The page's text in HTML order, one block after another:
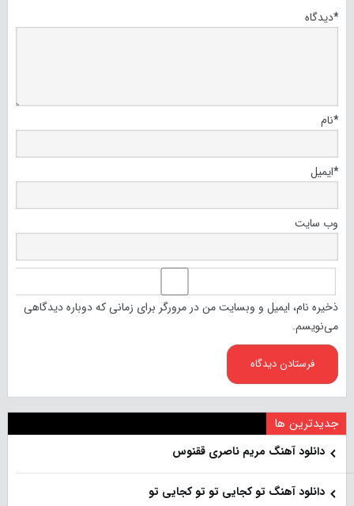
دیدگاه*
نام*
ایمیل*
وب‌ سایت
ذخیره نام، ایمیل و وبسایت من در مرورگر برای زمانی که دوباره دیدگاهی
می‌نویسم.
جدیدترین ها
دانلود آهنگ مریم ناصری ققنوس
دانلود آهنگ تو کجایی تو تو کجایی تو